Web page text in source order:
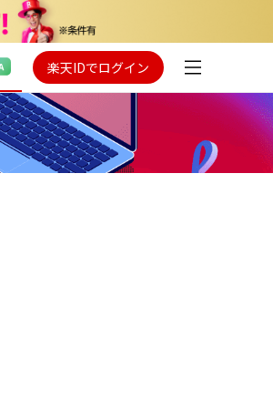
楽天IDでログイン